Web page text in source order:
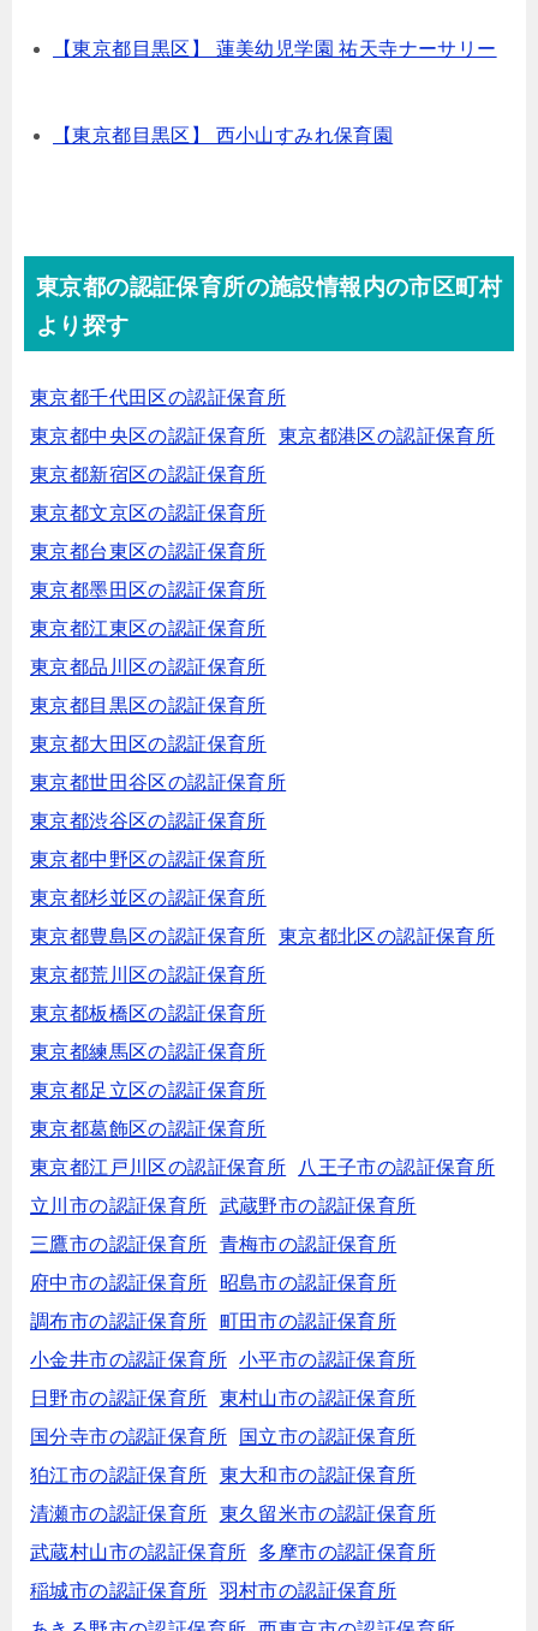
【東京都目黒区】 蓮美幼児学園 祐天寺ナーサリー
【東京都目黒区】 西小山すみれ保育園
東京都の認証保育所の施設情報内の市区町村
より探す
東京都千代田区の認証保育所
東京都中央区の認証保育所
東京都港区の認証保育所
東京都新宿区の認証保育所
東京都文京区の認証保育所
東京都台東区の認証保育所
東京都墨田区の認証保育所
東京都江東区の認証保育所
東京都品川区の認証保育所
東京都目黒区の認証保育所
東京都大田区の認証保育所
東京都世田谷区の認証保育所
東京都渋谷区の認証保育所
東京都中野区の認証保育所
東京都杉並区の認証保育所
東京都豊島区の認証保育所
東京都北区の認証保育所
東京都荒川区の認証保育所
東京都板橋区の認証保育所
東京都練馬区の認証保育所
東京都足立区の認証保育所
東京都葛飾区の認証保育所
東京都江戸川区の認証保育所
八王子市の認証保育所
立川市の認証保育所
武蔵野市の認証保育所
三鷹市の認証保育所
青梅市の認証保育所
府中市の認証保育所
昭島市の認証保育所
調布市の認証保育所
町田市の認証保育所
小金井市の認証保育所 小平市の認証保育所
日野市の認証保育所
東村山市の認証保育所
国分寺市の認証保育所
国立市の認証保育所
狛江市の認証保育所
東大和市の認証保育所
清瀬市の認証保育所
東久留米市の認証保育所
武蔵村山市の認証保育所
多摩市の認証保育所
稲城市の認証保育所
羽村市の認証保育所